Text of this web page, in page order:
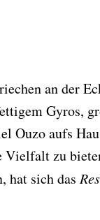
an der
Gyros,
Ouzo aufs
zu
hat sich das